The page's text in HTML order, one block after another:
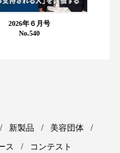
2026年６月号
No.540
新製品
美容団体
ス コンテスト